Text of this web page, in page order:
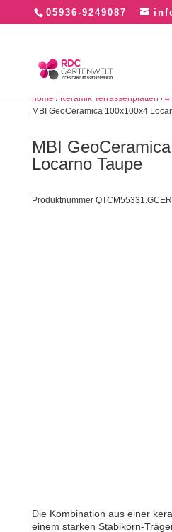
05936-9249087
home/Keramik Terrassenplatten/4
MBI GeoCeramica 100x100x4
MBI
Locarno Taupe
Produktnummer
Die Kombination aus einer
einem starken Stabikorn-